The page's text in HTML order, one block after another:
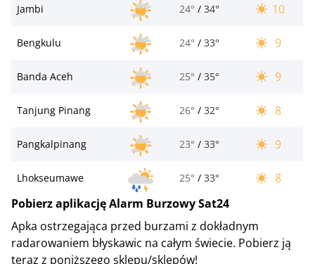
Jambi 24° / 34° 10
Bengkulu 24° / 33° 9
Banda Aceh 25° / 35° 9
Tanjung Pinang 26° / 32° 8
Pangkalpinang 23° / 33° 9
Lhokseumawe 25° / 33°
8
Pobierz aplikację Alarm Burzowy Sat24
Apka ostrzegająca przed burzami z dokładnym
radarowaniem błyskawic na całym świecie. Pobierz ją
teraz z poniższego sklepu/sklepów!